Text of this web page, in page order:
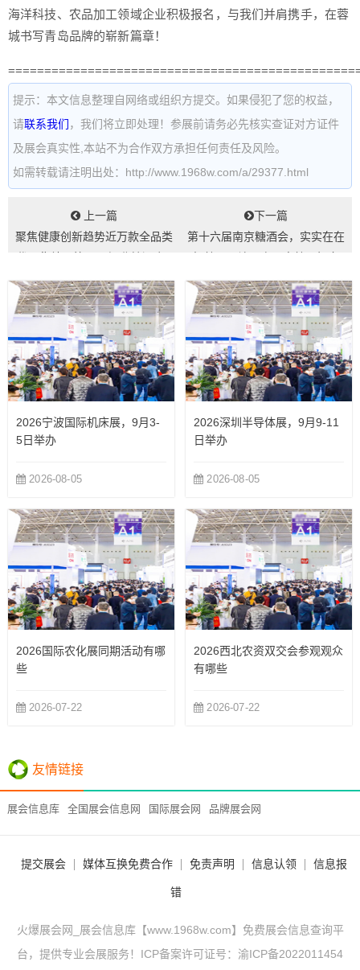
海洋科技、农品加工领域企业积极报名，与我们并肩携手，在蓉
城书写青岛品牌的崭新篇章！
提示：本文信息整理自网络或组织方提交。如果侵犯了您的权益，
请联系我们 ，我们将立即处理！参展前请务必先核实查证对方证件
及展会真实性,本站不为合作双方承担任何责任及风险。
如需转载请注明出处：http://www.1968w.com/a/29377.html
上一篇
聚焦健康创新趋势近万款全品类
月石家庄...
下一篇
第十六届南京糖酒会，实实在在
场...
2026宁波国际机床展，9月3-
5日举办
2026-08-05
2026深圳半导体展，9月9-11
日举办
2026-08-05
2026国际农化展同期活动有哪
些
2026-07-22
2026西北农资双交会参观观众
有哪些
2026-07-22
友情链接
展会信息库 全国展会信息网 国际展会网 品牌展会网
提交展会 媒体互换免费合作 免责声明 信息认领 信息报
错
火爆展会网_展会信息库【www.1968w.com】免费展会信息查询平
台，提供专业会展服务！ICP备案许可证号： 渝ICP备2022011454